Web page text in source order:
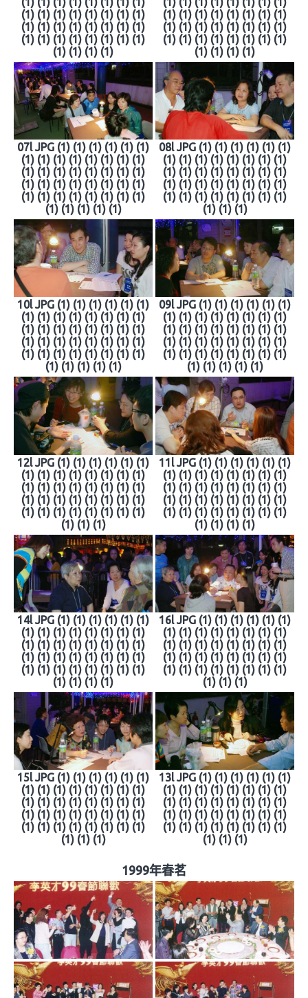
(1) (1) (1) (1) (1) (1) (1) (1)
(1) (1) (1) (1) (1) (1) (1) (1)
(1) (1) (1) (1) (1) (1) (1) (1)
(1) (1) (1) (1)
(1) (1) (1) (1) (1) (1) (1) (1)
(1) (1) (1) (1) (1) (1) (1) (1)
(1) (1) (1) (1) (1) (1) (1) (1)
(1) (1) (1) (1)
07l JPG (1) (1) (1) (1) (1) (1)
(1) (1) (1) (1) (1) (1) (1) (1)
(1) (1) (1) (1) (1) (1) (1) (1)
(1) (1) (1) (1) (1) (1) (1) (1)
(1) (1) (1) (1) (1) (1) (1) (1)
(1) (1) (1) (1) (1)
08l JPG (1) (1) (1) (1) (1) (1)
(1) (1) (1) (1) (1) (1) (1) (1)
(1) (1) (1) (1) (1) (1) (1) (1)
(1) (1) (1) (1) (1) (1) (1) (1)
(1) (1) (1) (1) (1) (1) (1) (1)
(1) (1) (1)
10l JPG (1) (1) (1) (1) (1) (1)
(1) (1) (1) (1) (1) (1) (1) (1)
(1) (1) (1) (1) (1) (1) (1) (1)
(1) (1) (1) (1) (1) (1) (1) (1)
(1) (1) (1) (1) (1) (1) (1) (1)
(1) (1) (1) (1) (1)
09l JPG (1) (1) (1) (1) (1) (1)
(1) (1) (1) (1) (1) (1) (1) (1)
(1) (1) (1) (1) (1) (1) (1) (1)
(1) (1) (1) (1) (1) (1) (1) (1)
(1) (1) (1) (1) (1) (1) (1) (1)
(1) (1) (1) (1) (1)
12l JPG (1) (1) (1) (1) (1) (1)
(1) (1) (1) (1) (1) (1) (1) (1)
(1) (1) (1) (1) (1) (1) (1) (1)
(1) (1) (1) (1) (1) (1) (1) (1)
(1) (1) (1) (1) (1) (1) (1) (1)
(1) (1) (1)
11l JPG (1) (1) (1) (1) (1) (1)
(1) (1) (1) (1) (1) (1) (1) (1)
(1) (1) (1) (1) (1) (1) (1) (1)
(1) (1) (1) (1) (1) (1) (1) (1)
(1) (1) (1) (1) (1) (1) (1) (1)
(1) (1) (1) (1)
14l JPG (1) (1) (1) (1) (1) (1)
(1) (1) (1) (1) (1) (1) (1) (1)
(1) (1) (1) (1) (1) (1) (1) (1)
(1) (1) (1) (1) (1) (1) (1) (1)
(1) (1) (1) (1) (1) (1) (1) (1)
(1) (1) (1) (1)
16l JPG (1) (1) (1) (1) (1) (1)
(1) (1) (1) (1) (1) (1) (1) (1)
(1) (1) (1) (1) (1) (1) (1) (1)
(1) (1) (1) (1) (1) (1) (1) (1)
(1) (1) (1) (1) (1) (1) (1) (1)
(1) (1) (1)
15l JPG (1) (1) (1) (1) (1) (1)
(1) (1) (1) (1) (1) (1) (1) (1)
(1) (1) (1) (1) (1) (1) (1) (1)
(1) (1) (1) (1) (1) (1) (1) (1)
(1) (1) (1) (1) (1) (1) (1) (1)
(1) (1) (1)
13l JPG (1) (1) (1) (1) (1) (1)
(1) (1) (1) (1) (1) (1) (1) (1)
(1) (1) (1) (1) (1) (1) (1) (1)
(1) (1) (1) (1) (1) (1) (1) (1)
(1) (1) (1) (1) (1) (1) (1) (1)
(1) (1) (1)
1999年春茗